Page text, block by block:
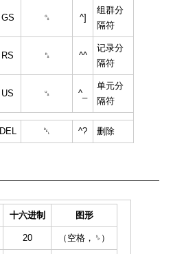
GS ␝ ^]
组群分
隔符
RS ␞ ^^
记录分
隔符
US ␟ ^_
单元分
隔符
DEL ␡ ^? 删除
十六进制 图形
20 （空格，␠）